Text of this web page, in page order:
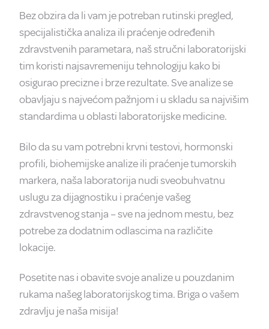
Bez obzira da li vam je potreban rutinski pregled,
specijalistička analiza ili praćenje određenih
zdravstvenih parametara, naš stručni laboratorijski
tim koristi najsavremeniju tehnologiju kako bi
osigurao precizne i brze rezultate. Sve analize se
obavljaju s najvećom pažnjom i u skladu sa najvišim
standardima u oblasti laboratorijske medicine.
Bilo da su vam potrebni krvni testovi, hormonski
profili, biohemijske analize ili praćenje tumorskih
markera, naša laboratorija nudi sveobuhvatnu
uslugu za dijagnostiku i praćenje vašeg
zdravstvenog stanja – sve na jednom mestu, bez
potrebe za dodatnim odlascima na različite
lokacije.
Posetite nas i obavite svoje analize u pouzdanim
rukama našeg laboratorijskog tima. Briga o vašem
zdravlju je naša misija!